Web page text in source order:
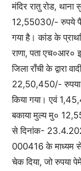
मंदिर रातु रोड,
12,55030/- रुपये
गया है। कांड के
राणा, पता एच०आर०
जिला राँची के द्वारा
22,50,450/-
किया गया। एवं
बकाया मुल्य मु०
से दिनांक-
000416 के माध्यम
चेक दिया, जो रुपया